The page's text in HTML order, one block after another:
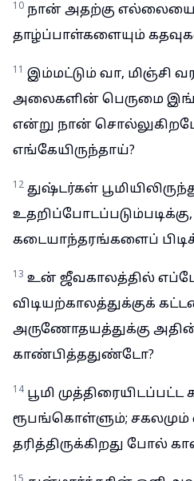
10 நான் அதற்கு எல்லையைக்
தாழ்ப்பாள்களையும்
11 இம்மட்டும் வா, மிஞ்சி
அலைகளின் பெருமை
என்று நான்
எங்கேயிருந்தாய்?
12 துஷ்டர்கள்
கடையாந்தரங்களைப்
13 உன் ஜீவகாலத்தில்
விடியற்காலத்துக்குக்
அருணோதயத்துக்கு
காண்பித்ததுண்டோ?
14 பூமி
ரூபங்கொள்ளும்; சகலமும்
தரித்திருக்கிறது போல்